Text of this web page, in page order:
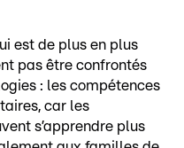
est de plus en plus
pas être confrontés
: les compétences
car les
s’apprendre plus